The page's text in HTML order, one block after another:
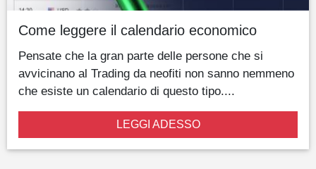
Come leggere il calendario economico
Pensate che la gran parte delle persone che si
avvicinano al Trading da neofiti non sanno nemmeno
che esiste un calendario di questo tipo....
LEGGI ADESSO